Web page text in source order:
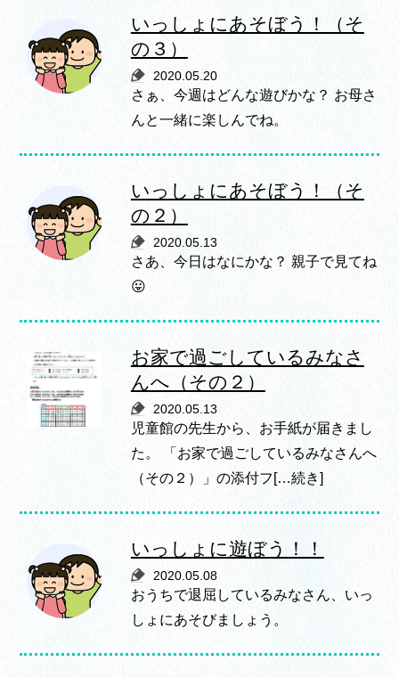
いっしょにあそぼう！（そ
の３）
2020.05.20
さぁ、今週はどんな遊びかな？ お母さ
んと一緒に楽しんでね。
いっしょにあそぼう！（そ
の２）
2020.05.13
さあ、今日はなにかな？ 親子で見てね
😛
お家で過ごしているみなさ
んへ（その２）
2020.05.13
児童館の先生から、お手紙が届きまし
た。 「お家で過ごしているみなさんへ
（その２）」の添付フ[…続き]
いっしょに遊ぼう！！
2020.05.08
おうちで退屈しているみなさん、いっ
しょにあそびましょう。